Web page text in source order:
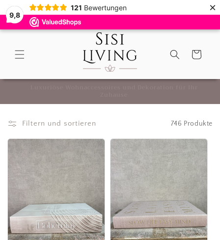
9,8
121 Bewertungen ×
Direkt
zum
Inhalt
Warenkorb
Filtern und sortieren 746 Produkte